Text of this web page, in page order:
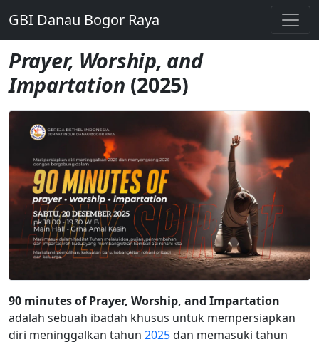
GBI Danau Bogor Raya
Prayer, Worship, and
Impartation (2025)
90 minutes of Prayer, Worship, and Impartation
adalah sebuah ibadah khusus untuk mempersiapkan
diri meninggalkan tahun 2025dan memasuki tahun